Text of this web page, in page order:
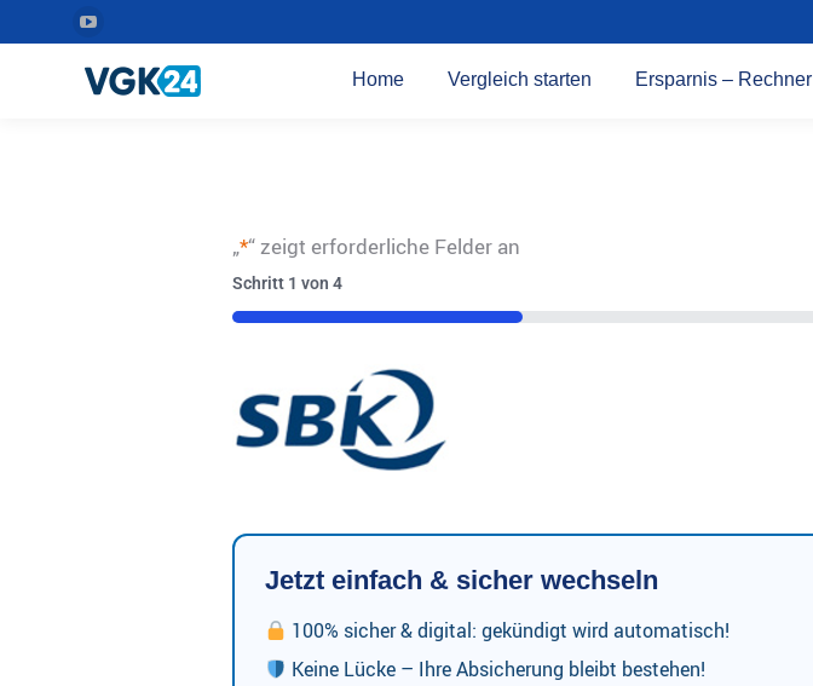
YouTube
Seite
wird
Home Vergleich starten Ersparnis – Rechner
„*“ zeigt erforderliche Felder an
Schritt 1 von 4
25%
Jetzt einfach & sicher wechseln
100% sicher & digital: gekündigt wird automatisch!
Keine Lücke – Ihre Absicherung bleibt bestehen!